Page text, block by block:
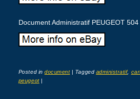
Document Administratif PEUGEOT 504
Posted indocument | Tagged administratif,
peugeot |